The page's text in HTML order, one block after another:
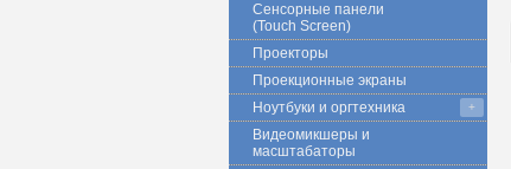
Сенсорные панели
(Touch Screen)
Проекторы
Проекционные экраны
+
Ноутбуки и оргтехника
Видеомикшеры и
масштабаторы